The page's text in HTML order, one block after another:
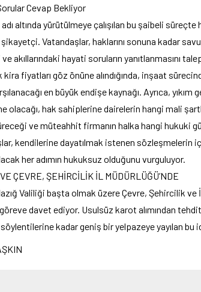
Cevap Bekliyor
altında yürütülmeye çalışılan bu şaibeli
şikayetçi. Vatandaşlar, haklarını sonuna kadar
akıllarındaki hayati soruların yanıtlanmasını
kira fiyatları göz önüne alındığında, inşaat
en büyük endişe kaynağı. Ayrıca,
olacağı, hak sahiplerine dairelerin hangi mali
ve müteahhit firmanın halka hangi hukuki
kendilerine dayatılmak istenen
her adımın hukuksuz olduğunu vurguluyor.
ÇEVRE, ŞEHİRCİLİK İL MÜDÜRLÜĞÜ’NDE
Valiliği başta olmak üzere Çevre, Şehircilik
göreve davet ediyor. Usulsüz karot alımından
kadar geniş bir yelpazeye yayılan bu